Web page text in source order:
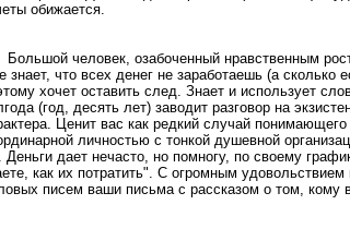
обижается.
Большой человек, озабоченный нравственным
знает, что всех денег не заработаешь (а сколько
хочет оставить след. Знает и использует
(год, десять лет) заводит разговор на
Ценит вас как редкий случай
личностью с тонкой душевной
Деньги дает нечасто, но помногу, по своему
как их потратить". С огромным
писем ваши письма с рассказом о том, кому